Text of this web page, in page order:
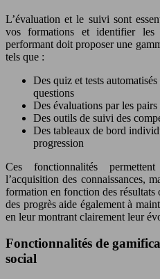
L’évaluation et le suivi sont
vos formations et identifier les
performant doit proposer une
tels que :
Des quiz et tests
questions
Des évaluations par les
Des outils de suivi des
Des tableaux de bord
progression
Ces fonctionnalités
l’acquisition des connaissances,
formation en fonction des
des progrès aide également à
en leur montrant clairement leur
Fonctionnalités de
social